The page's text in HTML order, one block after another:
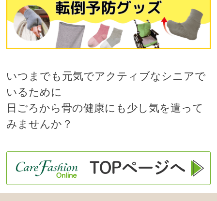
いつまでも元気でアクティブなシニアで
いるために
日ごろから骨の健康にも少し気を遣って
みませんか？